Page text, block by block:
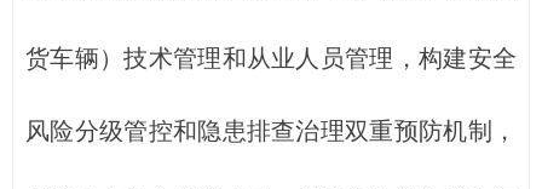
货车辆）技术管理和从业人员管理，构建安全
风险分级管控和隐患排查治理双重预防机制，